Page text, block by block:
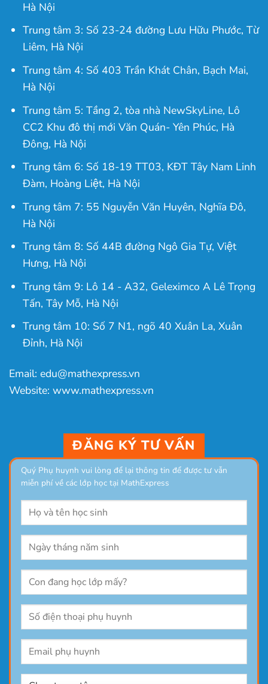
Hà Nội
Trung tâm 3: Số 23-24 đường Lưu Hữu Phước, Từ
Liêm, Hà Nội
Trung tâm 4: Số 403 Trần Khát Chân, Bạch Mai,
Hà Nội
Trung tâm 5: Tầng 2, tòa nhà NewSkyLine, Lô
CC2 Khu đô thị mới Văn Quán- Yên Phúc, Hà
Đông, Hà Nội
Trung tâm 6: Số 18-19 TT03, KĐT Tây Nam Linh
Đàm, Hoàng Liệt, Hà Nội
Trung tâm 7: 55 Nguyễn Văn Huyên, Nghĩa Đô,
Hà Nội
Trung tâm 8: Số 44B đường Ngô Gia Tự, Việt
Hưng, Hà Nội
Trung tâm 9: Lô 14 - A32, Geleximco A Lê Trọng
Tấn, Tây Mỗ, Hà Nội
Trung tâm 10: Số 7 N1, ngõ 40 Xuân La, Xuân
Đỉnh, Hà Nội
Email: edu@mathexpress.vn
Website: www.mathexpress.vn
ĐĂNG KÝ TƯ VẤN
Quý Phụ huynh vui lòng để lại thông tin để được tư vẫn
miễn phí về các lớp học tại MathExpress